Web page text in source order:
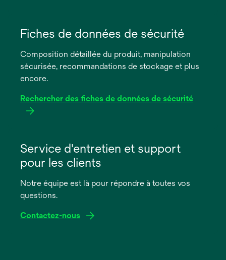
dans
nouvel
onglet
Fiches de données de sécurité
Composition détaillée du produit, manipulation
sécurisée, recommandations de stockage et plus
encore.
Rechercher des fiches de données de sécurité
dans
nouvel
onglet
Service d'entretien et support
pour les clients
Notre équipe est là pour répondre à toutes vos
questions.
Contactez-nous